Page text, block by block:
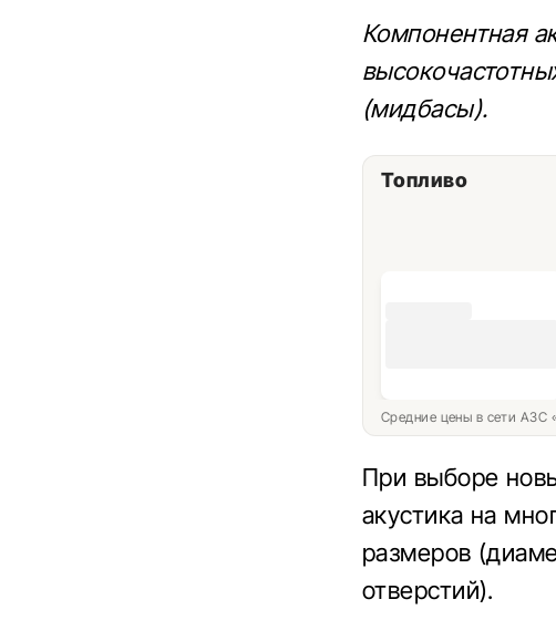
Компонентная
(мидбасы).
Топливо
Средние цены в сети АЗС
При выборе
акустика на
размеров
отверстий).